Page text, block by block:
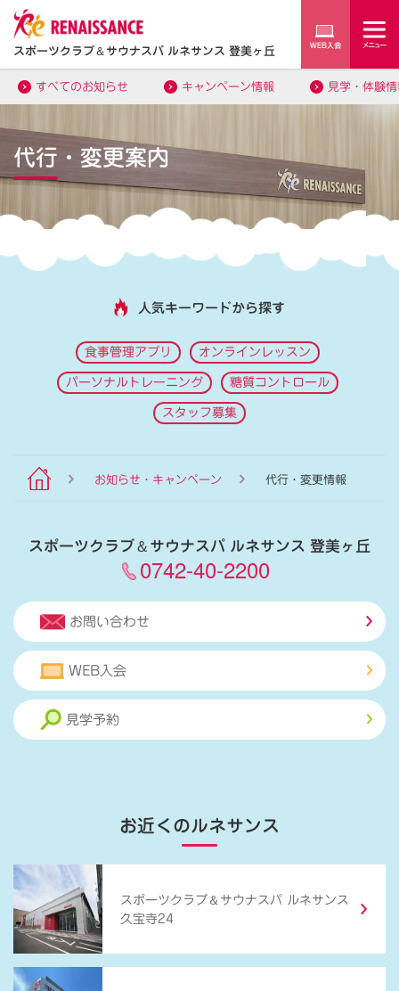
スポーツクラブ＆サウナスパ ルネサンス 登美ヶ丘
すべてのお知らせ キャンペーン情報 見学・体験
代行・変更案内
人気キーワードから探す
食事管理アプリ オンラインレッスン
パーソナルトレーニング 糖質コントロール
スタッフ募集
お知らせ・キャンペーン 代行・変更情報
スポーツクラブ＆サウナスパ ルネサンス 登美ヶ丘
0742-40-2200
お問い合わせ
WEB入会
見学予約
お近くのルネサンス
スポーツクラブ ＆ サウナスパ ルネサンス
久宝寺24